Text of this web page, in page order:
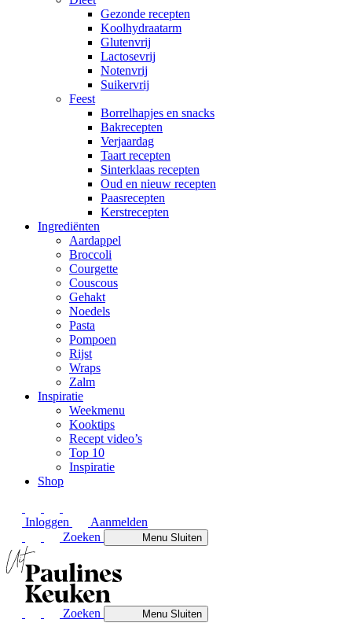
Gezonde recepten
Koolhydraatarm
Glutenvrij
Lactosevrij
Notenvrij
Suikervrij
Feest
Borrelhapjes en snacks
Bakrecepten
Verjaardag
Taart recepten
Sinterklaas recepten
Oud en nieuw recepten
Paasrecepten
Kerstrecepten
Ingrediënten
Aardappel
Broccoli
Courgette
Couscous
Gehakt
Noedels
Pasta
Pompoen
Rijst
Wraps
Zalm
Inspiratie
Weekmenu
Kooktips
Recept video’s
Top 10
Inspiratie
Shop
Inloggen
Aanmelden
Zoeken
MenuSluiten
Zoeken MenuSluiten